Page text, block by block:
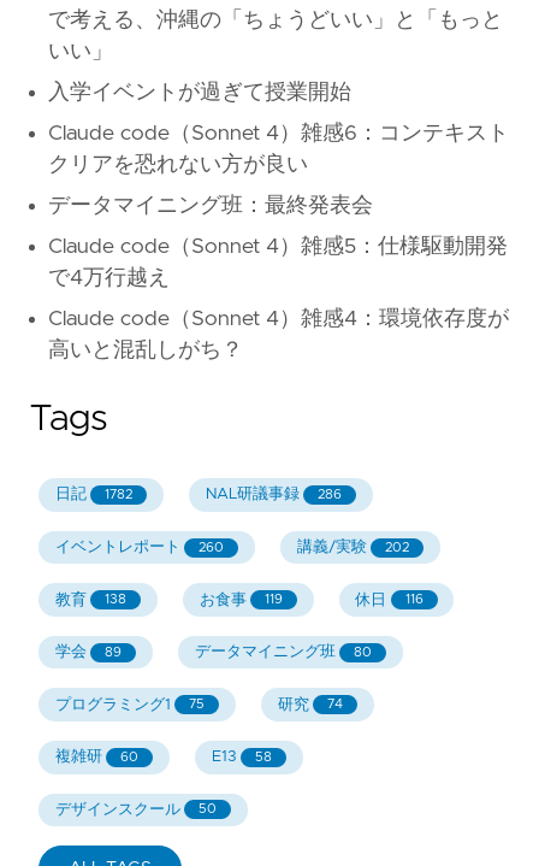
で考える、沖縄の「ちょうどいい」と「もっと
いい」
入学イベントが過ぎて授業開始
Claude code（Sonnet 4）雑感6：コンテキスト
クリアを恐れない方が良い
データマイニング班：最終発表会
Claude code（Sonnet 4）雑感5：仕様駆動開発
で4万行越え
Claude code（Sonnet 4）雑感4：環境依存度が
高いと混乱しがち？
Tags
日記 1782 NAL研議事録 286
イベントレポート 260 講義/実験 202
教育 138 お食事 119 休日 116
学会 89 データマイニング班 80
プログラミング1 75 研究 74
複雑研 60 E13 58
デザインスクール 50